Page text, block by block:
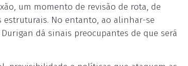
um momento de revisão de rota, de
estruturais. No entanto, ao alinhar-se
dá sinais preocupantes de que será